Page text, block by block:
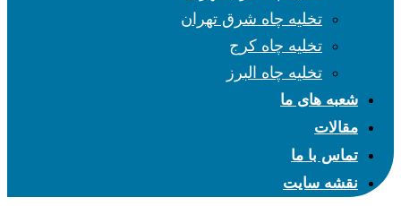
تخلیه چاه شرق تهران
تخلیه چاه کرج
تخلیه چاه البرز
شعبه های ما
مقالات
تماس با ما
نقشه سایت